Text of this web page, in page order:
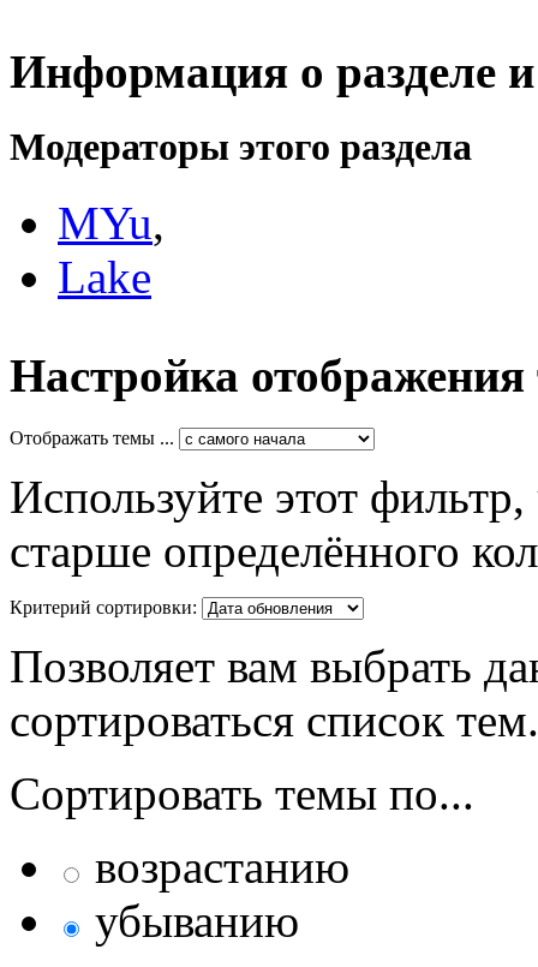
Информация о разделе
Модераторы этого раздела
MYu,
Lake
Настройка отображения
Отображать темы ...
Используйте этот
старше определённого
Критерий сортировки:
Позволяет вам выбрать
сортироваться список тем.
Сортировать темы по...
возрастанию
убыванию